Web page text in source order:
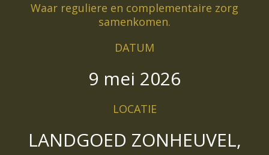
Waar reguliere en complementaire zorg
samenkomen.
DATUM
9 mei 2026
LOCATIE
LANDGOED ZONHEUVEL,